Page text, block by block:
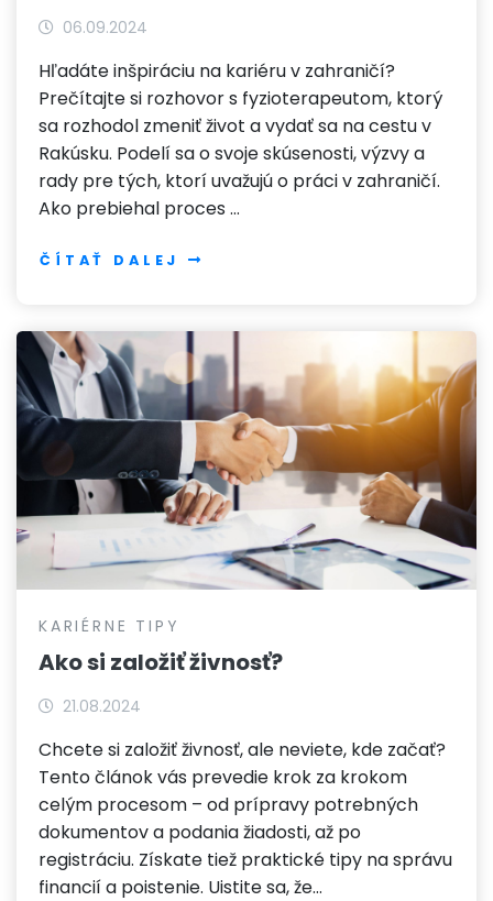
06.09.2024
Hľadáte inšpiráciu na kariéru v zahraničí?
Prečítajte si rozhovor s fyzioterapeutom, ktorý
sa rozhodol zmeniť život a vydať sa na cestu v
Rakúsku. Podelí sa o svoje skúsenosti, výzvy a
rady pre tých, ktorí uvažujú o práci v zahraničí.
Ako prebiehal proces …
ČÍTAŤ DALEJ
KARIÉRNE TIPY
Ako si založiť živnosť?
21.08.2024
Chcete si založiť živnosť, ale neviete, kde začať?
Tento článok vás prevedie krok za krokom
celým procesom – od prípravy potrebných
dokumentov a podania žiadosti, až po
registráciu. Získate tiež praktické tipy na správu
financií a poistenie. Uistite sa, že…